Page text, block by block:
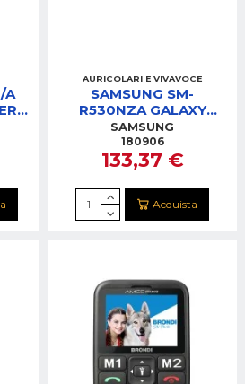
A
AURICOLARI E VIVAVOCE
SAMSUNG SM-
R530NZA GALAXY
BUDS 3 SILVER
AURICOLARI
BLUETOOTH TWS
SAMSUNG
180906
133,37 €
Acquista